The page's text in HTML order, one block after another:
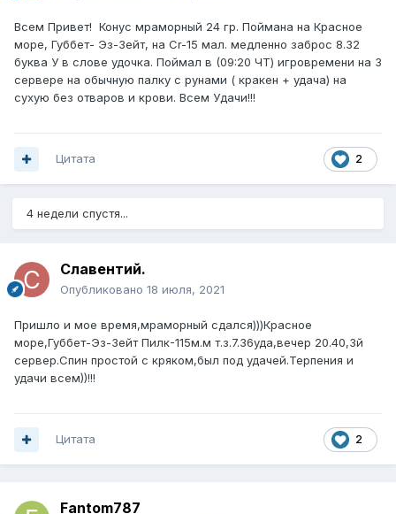
Всем Привет! Конус мраморный 24 гр. Поймана на Красное
море, Губбет- Эз-Зейт, на Cr-15 мал. медленно заброс 8.32
буква У в слове удочка. Поймал в (09:20 ЧТ) игровремени на 3
сервере на обычную палку с рунами ( кракен + удача) на
сухую без отваров и крови. Всем Удачи!!!
2
Цитата
4 недели спустя...
Славентий.
Опубликовано 18 июля, 2021
Пришло и мое время,мраморный сдался)))Красное
море,Губбет-Эз-Зейт Пилк-115м.м т.з.7.36уда,вечер 20.40,3й
сервер.Спин простой с кряком,был под удачей.Терпения и
удачи всем))!!!
2
Цитата
Fantom787